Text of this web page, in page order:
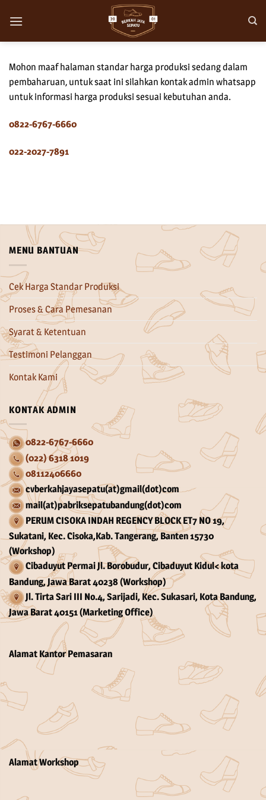
Mohon maaf halaman standar harga produksi sedang dalam
pembaharuan, untuk saat ini silahkan kontak admin whatsapp
untuk informasi harga produksi sesuai kebutuhan anda.
0822-6767-6660
022-2027-7891
MENU BANTUAN
Cek Harga Standar Produksi
Proses & Cara Pemesanan
Syarat & Ketentuan
Testimoni Pelanggan
Kontak Kami
KONTAK ADMIN
0822-6767-6660
(022) 6318 1019
08112406660
cvberkahjayasepatu(at)gmail(dot)com
mail(at)pabriksepatubandung(dot)com
PERUM CISOKA INDAH REGENCY BLOCK ET7 NO 19,
Sukatani, Kec. Cisoka,Kab. Tangerang, Banten 15730
(Workshop)
Cibaduyut Permai Jl. Borobudur, Cibaduyut Kidul< kota
Bandung, Jawa Barat 40238 (Workshop)
Jl. Tirta Sari III No.4, Sarijadi, Kec. Sukasari, Kota Bandung,
Jawa Barat 40151 (Marketing Office)
Alamat Kantor Pemasaran
Alamat Workshop